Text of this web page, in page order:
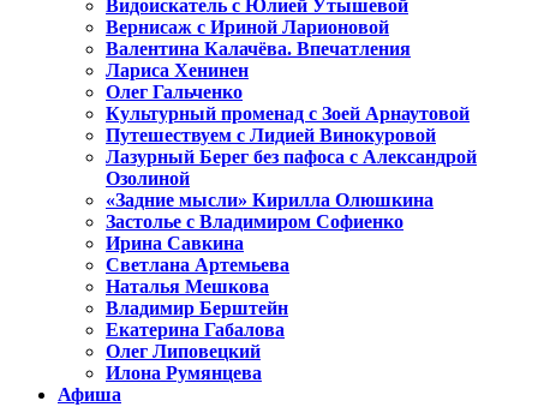
Видоискатель с Юлией Утышевой
Вернисаж с Ириной Ларионовой
Валентина Калачёва. Впечатления
Лариса Хенинен
Олег Гальченко
Культурный променад с Зоей Арнаутовой
Путешествуем с Лидией Винокуровой
Лазурный Берег без пафоса с Александрой
Озолиной
«Задние мысли» Кирилла Олюшкина
Застолье с Владимиром Софиенко
Ирина Савкина
Светлана Артемьева
Наталья Мешкова
Владимир Берштейн
Екатерина Габалова
Олег Липовецкий
Илона Румянцева
Афиша